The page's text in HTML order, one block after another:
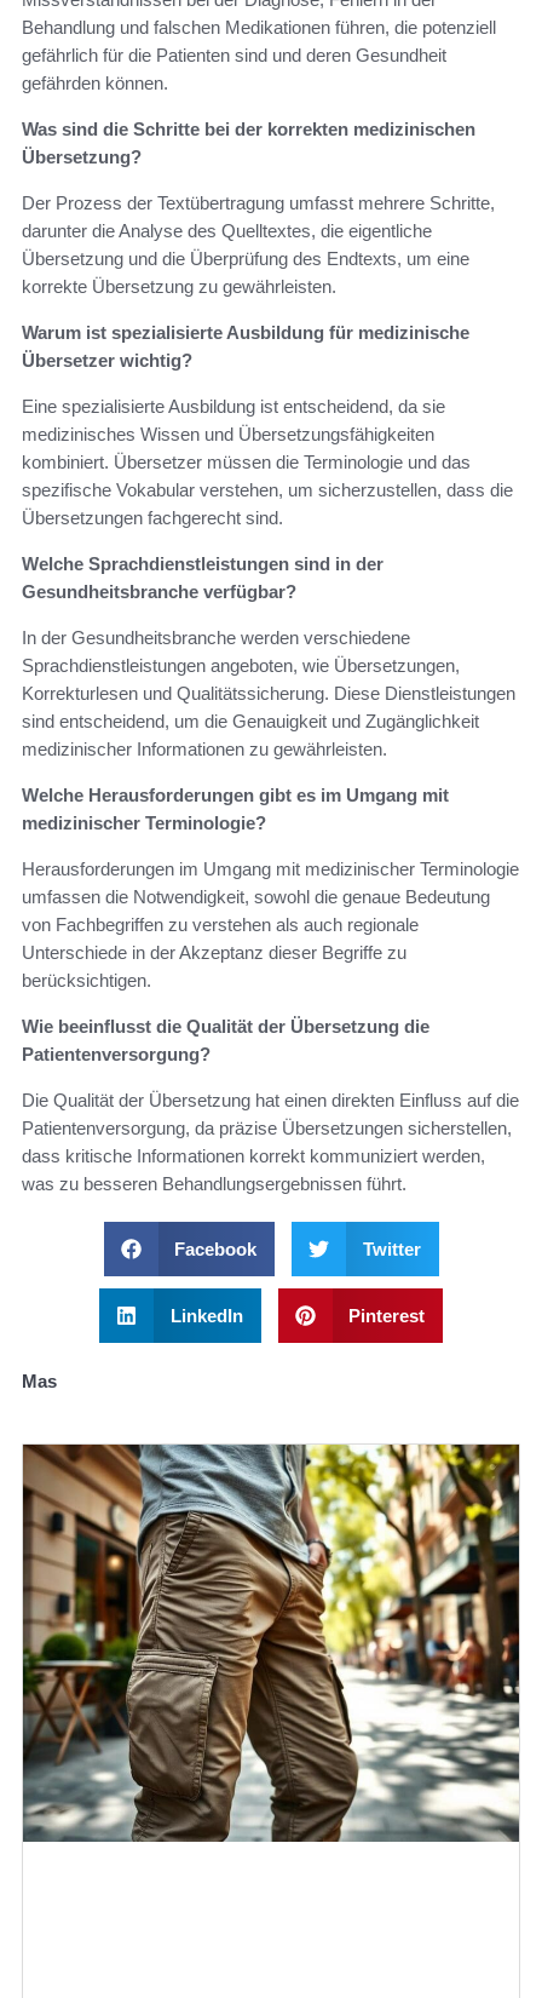
Behandlung und falschen Medikationen führen, die potenziell
gefährlich für die Patienten sind und deren Gesundheit
gefährden können.
Was sind die Schritte bei der korrekten medizinischen
Übersetzung?
Der Prozess der Textübertragung umfasst mehrere Schritte,
darunter die Analyse des Quelltextes, die eigentliche
Übersetzung und die Überprüfung des Endtexts, um eine
korrekte Übersetzung zu gewährleisten.
Warum ist spezialisierte Ausbildung für medizinische
Übersetzer wichtig?
Eine spezialisierte Ausbildung ist entscheidend, da sie
medizinisches Wissen und Übersetzungsfähigkeiten
kombiniert. Übersetzer müssen die Terminologie und das
spezifische Vokabular verstehen, um sicherzustellen, dass die
Übersetzungen fachgerecht sind.
Welche Sprachdienstleistungen sind in der
Gesundheitsbranche verfügbar?
In der Gesundheitsbranche werden verschiedene
Sprachdienstleistungen angeboten, wie Übersetzungen,
Korrekturlesen und Qualitätssicherung. Diese Dienstleistungen
sind entscheidend, um die Genauigkeit und Zugänglichkeit
medizinischer Informationen zu gewährleisten.
Welche Herausforderungen gibt es im Umgang mit
medizinischer Terminologie?
Herausforderungen im Umgang mit medizinischer Terminologie
umfassen die Notwendigkeit, sowohl die genaue Bedeutung
von Fachbegriffen zu verstehen als auch regionale
Unterschiede in der Akzeptanz dieser Begriffe zu
berücksichtigen.
Wie beeinflusst die Qualität der Übersetzung die
Patientenversorgung?
Die Qualität der Übersetzung hat einen direkten Einfluss auf die
Patientenversorgung, da präzise Übersetzungen sicherstellen,
dass kritische Informationen korrekt kommuniziert werden,
was zu besseren Behandlungsergebnissen führt.
Facebook Twitter
LinkedIn Pinterest
Mas